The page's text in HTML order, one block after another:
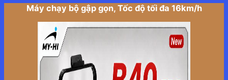
Máy chạy bộ gập gọn, Tốc độ tối đa 16km/h